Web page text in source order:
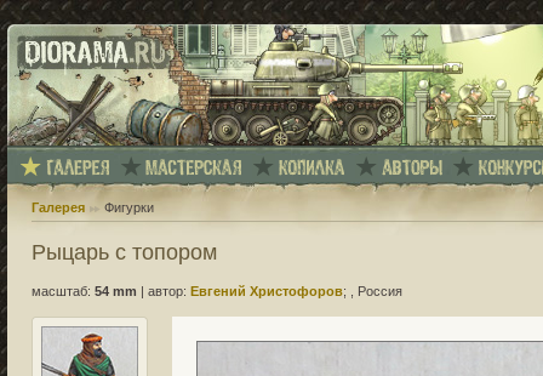
Галерея Фигурки
Рыцарь с топором
масштаб: 54 mm автор: Евгений Христофоров; , Россия